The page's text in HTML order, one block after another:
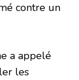
contre un
a appelé
les